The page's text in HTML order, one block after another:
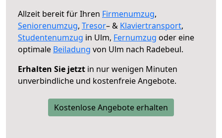
Allzeit bereit für Ihren Firmenumzug,
Seniorenumzug, Tresor– & Klaviertransport,
Studentenumzug in Ulm, Fernumzug oder eine
optimale Beiladung von Ulm nach Radebeul.
Erhalten Sie jetzt in nur wenigen Minuten
unverbindliche und kostenfreie Angebote.
Kostenlose Angebote erhalten